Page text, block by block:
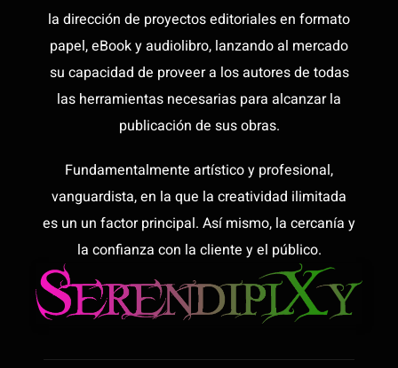
la dirección de proyectos editoriales en formato
papel, eBook y audiolibro, lanzando al mercado
su capacidad de proveer a los autores de todas
las herramientas necesarias para alcanzar la
publicación de sus obras.
Fundamentalmente artístico y profesional,
vanguardista, en la que la creatividad ilimitada
es un un factor principal. Así mismo, la cercanía y
la confianza con la cliente y el público.